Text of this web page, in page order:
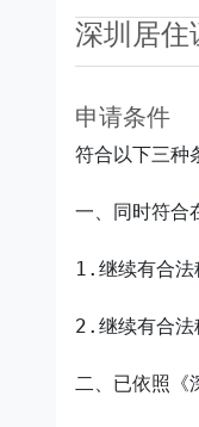
深圳居住
申请条件
符合以下三种
一、同时符合
1.继续有合法
2.继续有合法
二、已依照《